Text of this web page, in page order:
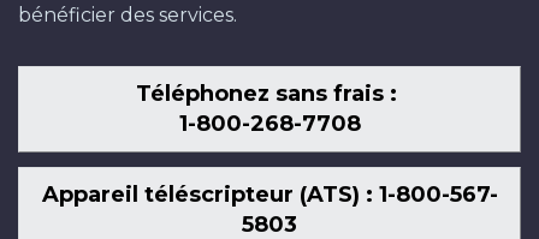
bénéficier des services.
Téléphonez sans frais :
1-800-268-7708
Appareil téléscripteur (ATS) : 1-800-567-
5803